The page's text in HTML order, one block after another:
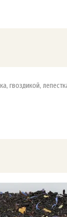
гвоздикой,